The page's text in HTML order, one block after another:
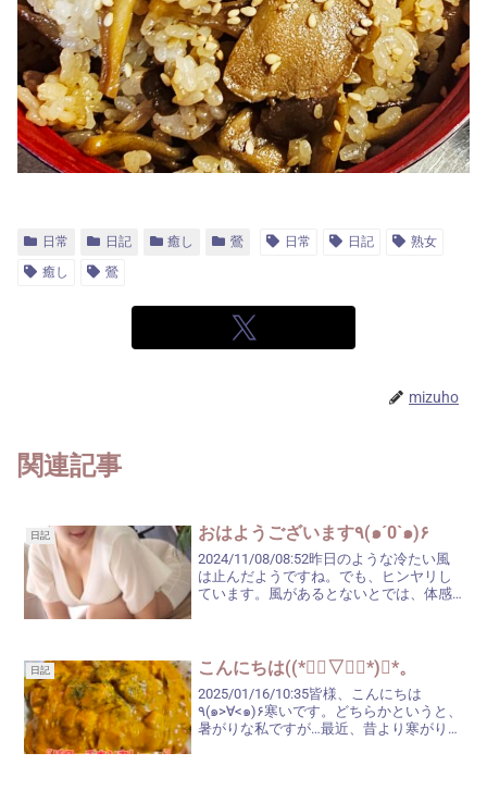
日常 日記 癒し 鶯 日常 日記
熟女
癒し
鶯
mizuho
関連記事
日記 おはようございます٩(๑´0`๑)۶
2024/11/08/08:52昨日のような冷たい風
は止んだようですね。でも、ヒンヤリし
ています。風があるとないとでは、体感
方・...
日記 こんにちは((*❛ั▽❛ั*)✧*。
2025/01/16/10:35皆様、こんにちは
٩(๑>∀<๑)۶寒いです。どちらかというと、
暑がりな私ですが…最近、昔より寒がりに